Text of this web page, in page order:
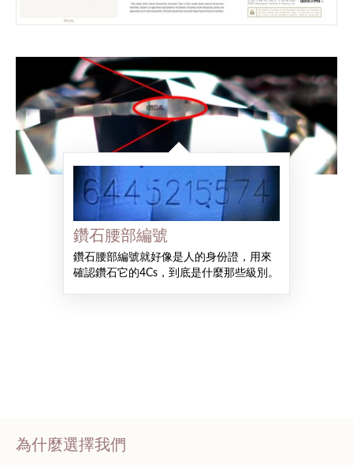
鑽石腰部編號
鑽石腰部編號就好像是人的身份證，用來
確認鑽石它的4Cs，到底是什麼那些級別。
為什麼選擇我們